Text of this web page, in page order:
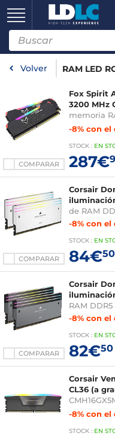
Volver RAM LED
COMPARAR
Fox Spirit
3200 MHz
memoria
-8% con el
STOCK : EN
287€
COMPARAR
Corsair
de RAM
-8% con el
STOCK : EN
84€50
COMPARAR
Corsair
RAM DDR5
-8% con el
STOCK : EN
82€50
Corsair
CL36 (a
(a granel)
-8% con el
STOCK : EN